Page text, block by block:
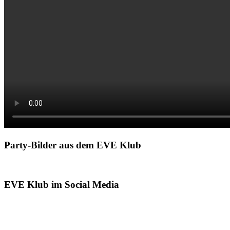
Party-Bilder aus dem EVE Klub
EVE Klub im Social Media